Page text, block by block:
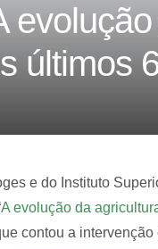
últimos
e do Instituto
A evolução da
contou a